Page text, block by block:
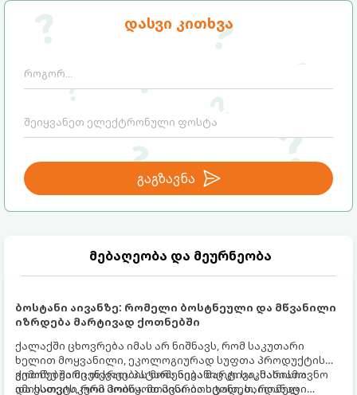
დასვი კითხვა
გაგზავნა
მებაღეობა და მეურნეობა
ბოსტანი აივანზე: რომელი ბოსტნეული და მწვანილი
იზრდება მარტივად ქოთნებში
ქალაქში ცხოვრება იმას არ ნიშნავს, რომ საკუთარი
ხელით მოყვანილი, ეკოლოგიურად სუფთა პროდუქტის
გემოზე უარი თქვათ. პატარა აივანიც კი საკმარისია
იმისათვის, რომ მოიწყოთ მინი-ბოსტანი, საიდანაც
ქოთნებში მცენარეების მოშენება მარტივი, სასიამოვნო
და ესთეტიკური ჰობია. მთავარია იცოდეთ, რომელი